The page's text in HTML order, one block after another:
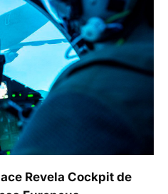
Revela Cockpit de